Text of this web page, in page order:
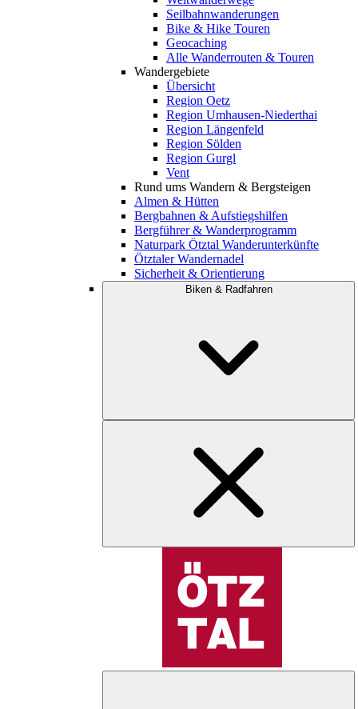
Seilbahnwanderungen
Bike & Hike Touren
Geocaching
Alle Wanderrouten & Touren
Wandergebiete
Übersicht
Region Oetz
Region Umhausen-Niederthai
Region Längenfeld
Region Sölden
Region Gurgl
Vent
Rund ums Wandern & Bergsteigen
Almen & Hütten
Bergbahnen & Aufstiegshilfen
Bergführer & Wanderprogramm
Naturpark Ötztal Wanderunterkünfte
Ötztaler Wandernadel
Sicherheit & Orientierung
Biken & Radfahren